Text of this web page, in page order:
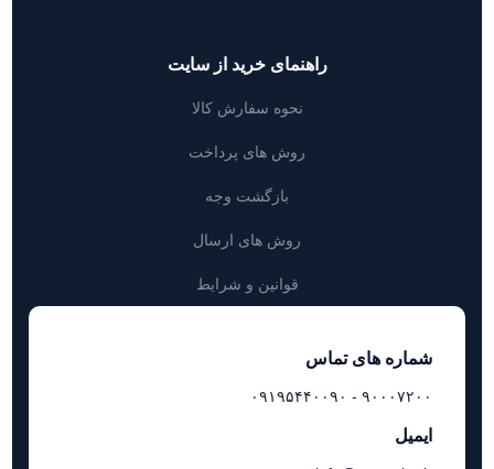
راهنمای خرید از سایت
نحوه سفارش کالا
روش های پرداخت
بازگشت وجه
روش های ارسال
قوانین و شرایط
شماره های تماس
۹۰۰۰۷۲۰۰ - ۰۹۱۹۵۴۴۰۰۹۰
ایمیل